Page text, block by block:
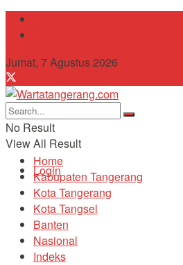
Jumat, 7 Agustus 2026
No Result
View All Result
Login
Home
Kabupaten Tangerang
Kota Tangerang
Kota Tangsel
Banten
Nasional
Indeks